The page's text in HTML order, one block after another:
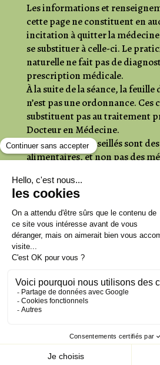
Les informations et
cette page ne constituent en
incitation à quitter la
se substituer à celle-ci. Le
naturelle ne fait pas de
prescription médicale.
À la suite de la séance, la
n’est pas une ordonnance. Ces
substituent pas au traitement
Docteur en Médecine.
Les produits conseillés sont
alimentaires, et non pas des
peuvent donc en aucun cas les
même être remboursés par la
Politique de confidentialité
légales
Camille Archilla Entreprise
90025113300022 // Ce site ne fait pas
Facebook en aucune façon.
déposée de